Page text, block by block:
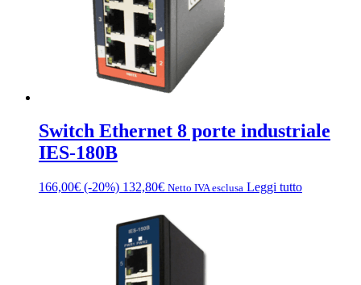
Switch Ethernet 8 porte industriale
IES-180B
166,00€ (-20%) 132,80€ Netto IVA esclusa Leggi tutto